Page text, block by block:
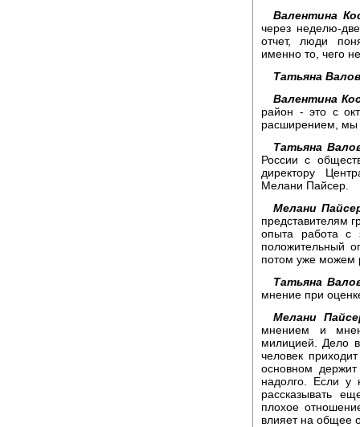
Валентина
через неделю-
отчет, люди
именно то, чего
Татьяна
Валентина
район - это с
расширением, мы
Татьяна
России с
директору
Мелани Пайсер.
Мелани
представителям
опыта работа с
положительный
потом уже можем
Татьяна
мнение при
Мелани
мнением и
милицией. Дело
человек
основном
надолго. Если у
рассказывать
плохое
влияет на общее